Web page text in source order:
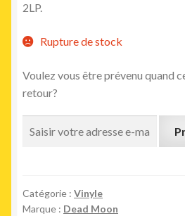
2LP.
Rupture de stock
Voulez vous être prévenu quand
retour?
Catégorie : Vinyle
Marque : Dead Moon